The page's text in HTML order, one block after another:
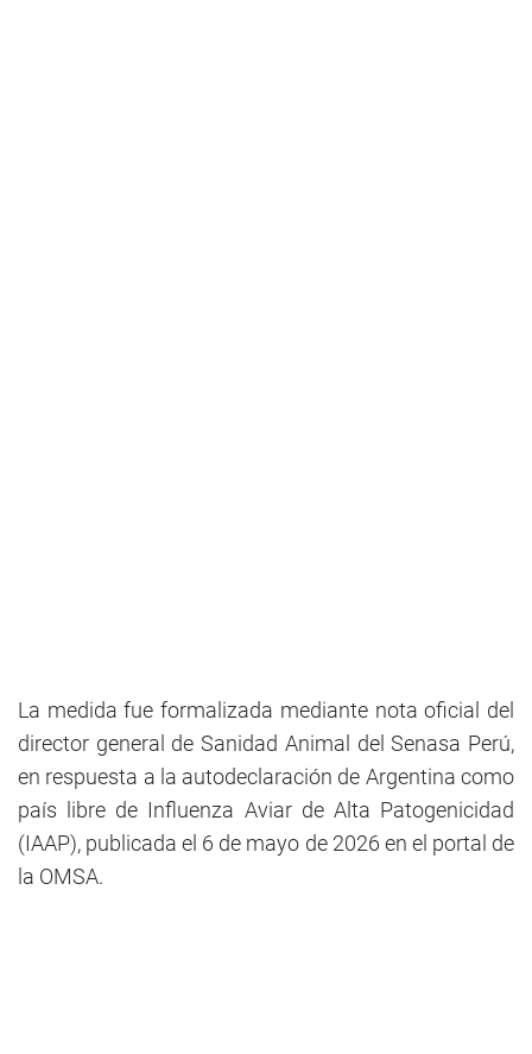
La medida fue formalizada mediante nota oficial del
director general de Sanidad Animal del Senasa Perú,
en respuesta a la autodeclaración de Argentina como
país libre de Influenza Aviar de Alta Patogenicidad
(IAAP), publicada el 6 de mayo de 2026 en el portal de
la OMSA.